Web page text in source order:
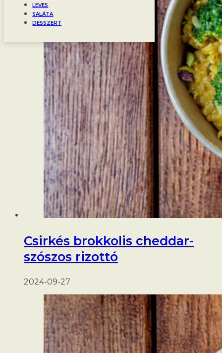
LEVES
SALÁTA
DESSZERT
Csirkés brokkolis cheddar-
szószos rizottó
2024-09-27